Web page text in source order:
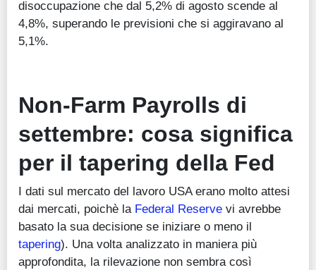
disoccupazione che dal 5,2% di agosto scende al
4,8%, superando le previsioni che si aggiravano al
5,1%.
Non-Farm Payrolls di
settembre: cosa significa
per il tapering della Fed
I dati sul mercato del lavoro USA erano molto attesi
dai mercati, poichè la Federal Reserve vi avrebbe
basato la sua decisione se iniziare o meno il
tapering). Una volta analizzato in maniera più
approfondita, la rilevazione non sembra così